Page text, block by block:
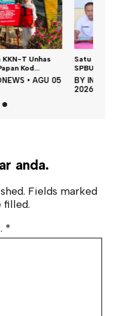
DPO Pengeroyokan
Tapalang Dita...
INDIGONEWS •AGU 05
anda.
Fields marked
filled.
*